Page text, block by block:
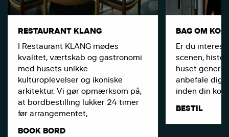
RESTAURANT KLANG
I Restaurant KLANG mødes
kvalitet, værtskab og gastronomi
med husets unikke
kulturoplevelser og ikoniske
arkitektur. Vi gør opmærksom på,
at bordbestilling lukker 24 timer
før arrangementet,
BOOK BORD
BAG OM
Er du
scenen,
huset
anbefale dig
inden din
BESTIL